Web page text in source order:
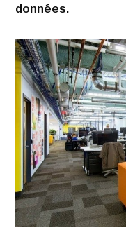
données.